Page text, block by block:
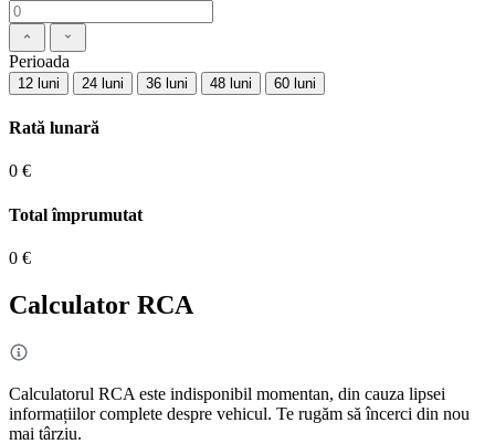
Perioada
12 luni 24 luni 36 luni 48 luni 60 luni
Rată lunară
0 €
Total împrumutat
0 €
Calculator RCA
Calculatorul RCA este indisponibil momentan, din cauza lipsei
informațiilor complete despre vehicul. Te rugăm să încerci din nou
mai târziu.